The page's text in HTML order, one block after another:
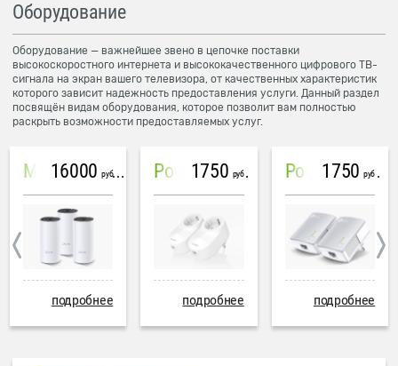
Оборудование
Оборудование — важнейшее звено в цепочке поставки
высокоскоростного интернета и высококачественного цифрового ТВ-
сигнала на экран вашего телевизора, от качественных характеристик
которого зависит надежность предоставления услуги. Данный раздел
посвящён видам оборудования, которое позволит вам полностью
раскрыть возможности предоставляемых услуг.
Mesh система TP-Link Deco M4 (3 устройства)
16000 руб
подробнее
PowerLine Tenda PH6
1750 руб
подробнее
PowerLine TP-Link AV600
1750 руб
подробнее